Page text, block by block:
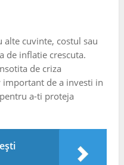
cuvinte, costul sau
de inflatie crescuta.
de criza
de a investi in
a-ti proteja